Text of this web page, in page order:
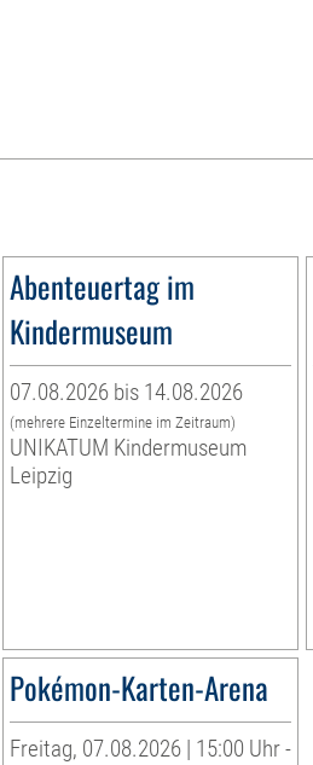
Abenteuertag im
Kindermuseum
07.08.2026 bis 14.08.2026
(mehrere Einzeltermine im Zeitraum)
UNIKATUM Kindermuseum
Leipzig
Pokémon-Karten-Arena
Freitag, 07.08.2026 | 15:00 Uhr -